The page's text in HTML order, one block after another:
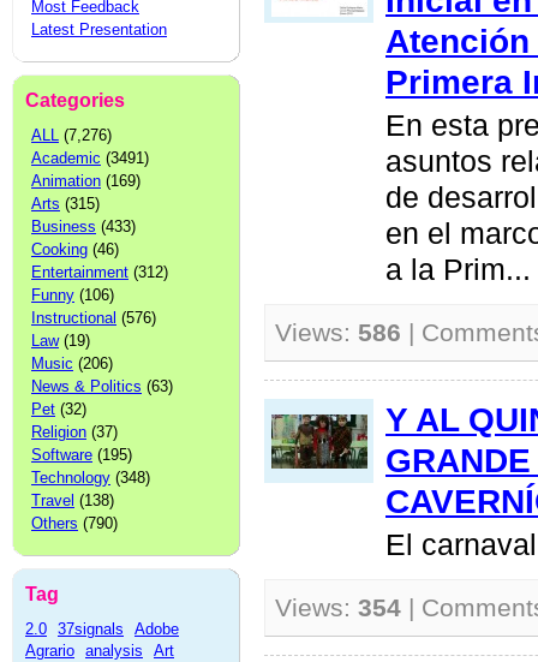
Most Feedback
Latest Presentation
Categories
ALL (7,276)
Academic (3491)
Animation (169)
Arts (315)
Business (433)
Cooking (46)
Entertainment (312)
Funny (106)
Instructional (576)
Law(19)
Music (206)
News & Politics (63)
Pet (32)
Religion (37)
Software (195)
Technology (348)
Travel (138)
Others (790)
Tag
2.0 37signals
Adobe
Agrario analysis
Art
Primera
En esta
asuntos
de
en el
a la Prim...
Views: 586 |
Y AL
El
Views: 354 |